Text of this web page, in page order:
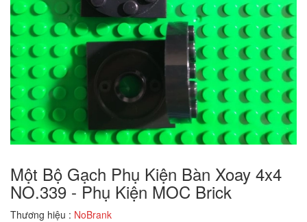
Một Bộ Gạch Phụ Kiện Bàn Xoay 4x4
NO.339 - Phụ Kiện MOC Brick
Thương hiệu : NoBrank